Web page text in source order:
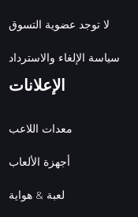
لا توجد عضوية التسوق
سياسة الإلغاء والاسترداد
الإعلانات
معدات اللاعب
أجهزة الألعاب
لعبة & هواية